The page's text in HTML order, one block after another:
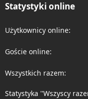
Statystyki online
Użytkownicy online
Goście online
Wszystkich razem
Statystyka ''Wszyscy